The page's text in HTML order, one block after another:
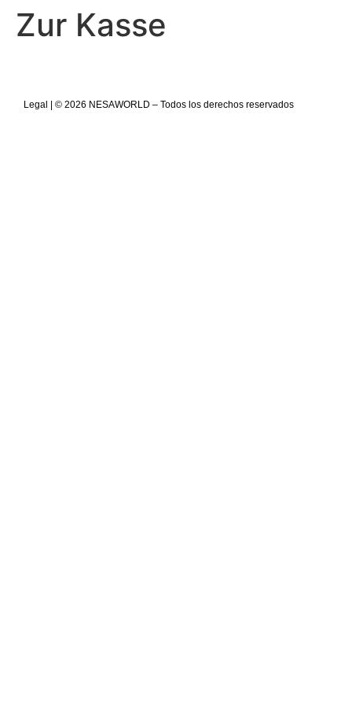
Zur Kasse
Legal | © 2026 NESAWORLD – Todos los derechos reservados